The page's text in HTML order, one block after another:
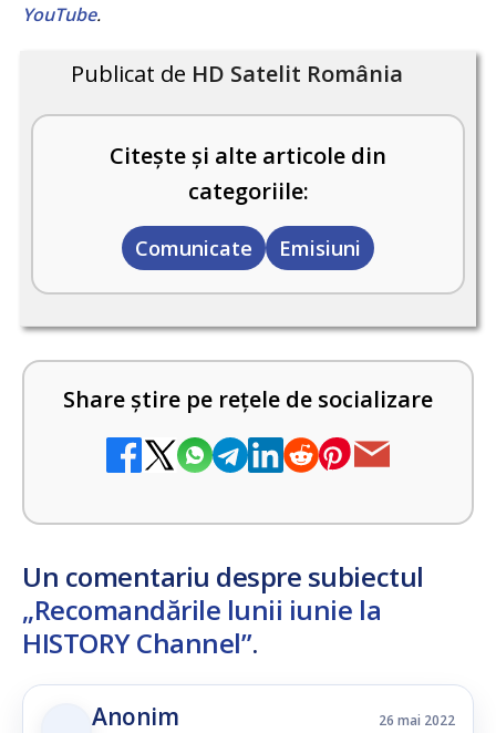
YouTube.
Publicat de HD Satelit România
Citește și alte articole din
categoriile:
Comunicate Emisiuni
Share știre pe rețele de socializare
Un comentariu despre subiectul
„Recomandările lunii iunie la
HISTORY Channel”.
Anonim 26 mai 2022